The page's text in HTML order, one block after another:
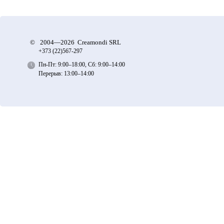
© 2004—2026 Creamondi SRL
+373 (22)567-297
Пн-Пт: 9:00–18:00, Сб: 9:00–14:00
Перерыв: 13:00–14:00